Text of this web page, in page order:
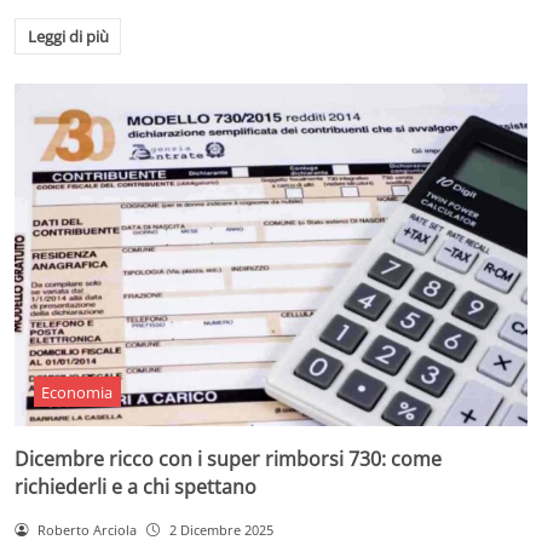
Leggi di più
Economia
Dicembre ricco con i super rimborsi 730: come
richiederli e a chi spettano
Roberto Arciola 2 Dicembre 2025